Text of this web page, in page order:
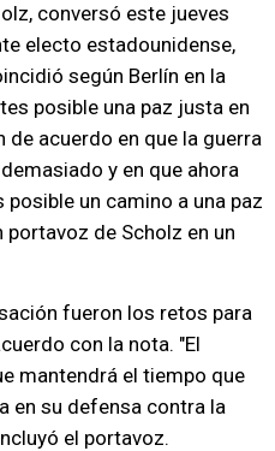
conversó este jueves
electo estadounidense,
según Berlín en la
posible una paz justa en
de acuerdo en que la guerra
y en que ahora
un camino a una paz
portavoz de Scholz en un
fueron los retos para
con la nota. "El
mantendrá el tiempo que
en su defensa contra la
el portavoz.